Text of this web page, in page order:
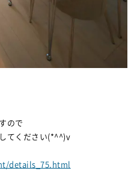
ので
てください(*^^)v
details_75.html